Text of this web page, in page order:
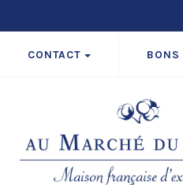
CONTACT BONS